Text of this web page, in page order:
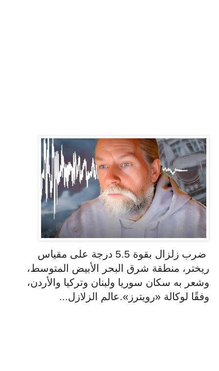
ضرب زلزال بقوة 5.5 درجة على مقياس
ريختر، منطقة شرق البحر الأبيض المتوسط،
وشعر به سكان سوريا ولبنان وتركيا والأردن،
وفقًا لوكالة «رويترز».عالم الزلازل...